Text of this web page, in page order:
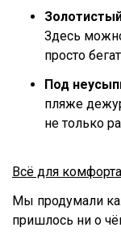
Здесь
просто
Под
пляже
не только
Всё для
Мы продумали
пришлось ни о